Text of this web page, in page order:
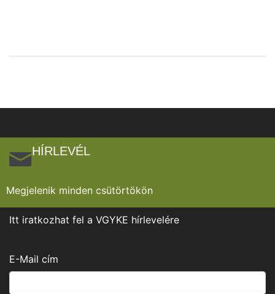
HÍRLEVÉL
Megjelenik minden csütörtökön
Itt iratkozhat fel a VGYKE hírlevelére
E-Mail cím